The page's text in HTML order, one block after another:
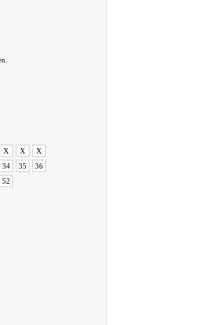
X X
X
34 35
36
52